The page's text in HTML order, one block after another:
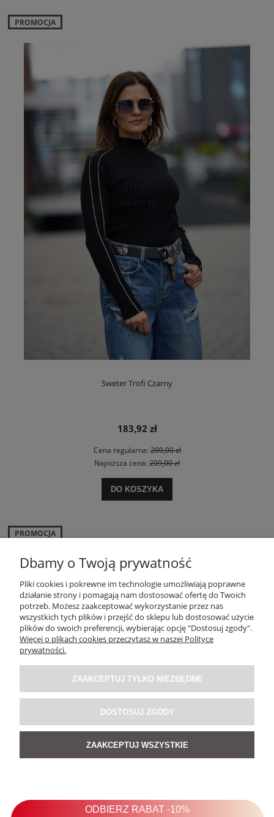
Sweter Trofi Czarny
183,92 zł
Cena regularna:209,00 zł
Najniższa cena: 209,00 zł
DO KOSZYKA
PROMOCJA
PROMOCJA
Dbamy o Twoją prywatność
Pliki cookies i pokrewne im technologie umożliwiają poprawne
działanie strony i pomagają nam dostosować ofertę do Twoich
potrzeb. Możesz zaakceptować wykorzystanie przez nas
wszystkich tych plików i przejść do sklepu lub dostosować użycie
plików do swoich preferencji, wybierając opcję "Dostosuj zgody".
Więcej o plikach cookies przeczytasz w naszej Polityce
prywatności.
ZAAKCEPTUJ TYLKO NIEZBĘDNE
DOSTOSUJ ZGODY
ZAAKCEPTUJ WSZYSTKIE